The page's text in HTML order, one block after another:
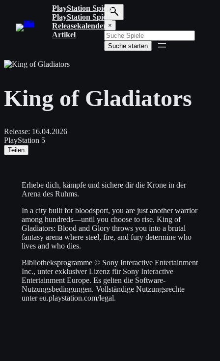
springen
PlayStation Spiele
PlayStation Spiele
Releasekalender
Artikel
S
u
c
h
f
n
×
Suche starten
King of Gladiators
Release: 16.04.2026
PlayStation 5
Teilen
Erhebe dich, kämpfe und sichere dir die Krone in der
Arena des Ruhms.
In a city built for bloodsport, you are just another warrior
among hundreds—until you choose to rise. King of
Gladiators: Blood and Glory throws you into a brutal
fantasy arena where steel, fire, and fury determine who
lives and who dies.
Bibliotheksprogramme © Sony Interactive Entertainment
Inc., unter exklusiver Lizenz für Sony Interactive
Entertainment Europe. Es gelten die Software-
Nutzungsbedingungen. Vollständige Nutzungsrechte
unter eu.playstation.com/legal.